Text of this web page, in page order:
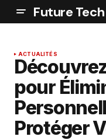
Future Tech
ACTUALITÉS
pour
Protéger